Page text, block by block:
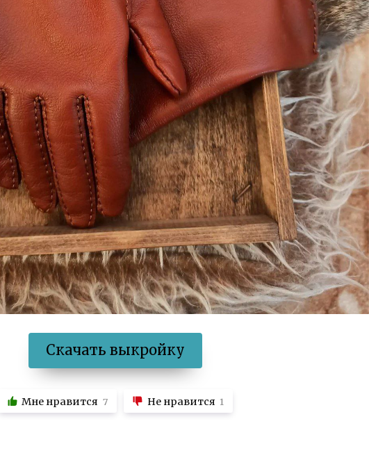
Скачать выкройку
Мне нравится 7 Не нравится 1